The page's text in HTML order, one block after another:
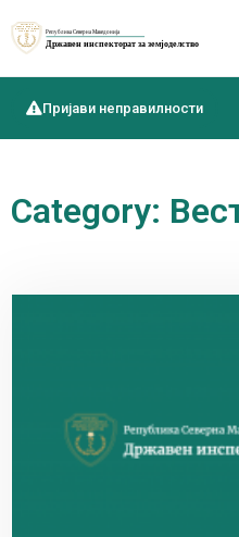
Пријави неправилности
Category: